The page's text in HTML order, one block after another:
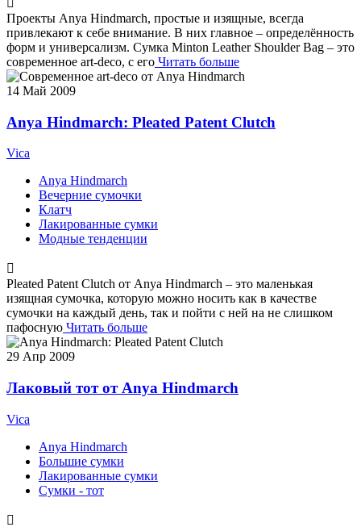
Проекты Anya Hindmarch, простые и изящные, всегда
привлекают к себе внимание. В них главное – определённость
форм и универсализм. Сумка Minton Leather Shoulder Bag – это
современное art-deco, с его Читать больше
14 Май 2009
Anya Hindmarch: Pleated Patent Clutch
Vica
Anya Hindmarch
Вечерние сумочки
Клатч
Лакированные сумки
Модные тенденции
Pleated Patent Clutch от Anya Hindmarch – это маленькая
изящная сумочка, которую можно носить как в качестве
сумочки на каждый день, так и пойти с ней на не слишком
пафосную Читать больше
29 Апр 2009
Лаковый тот от Anya Hindmarch
Vica
Anya Hindmarch
Большие сумки
Лакированные сумки
Сумки - тот